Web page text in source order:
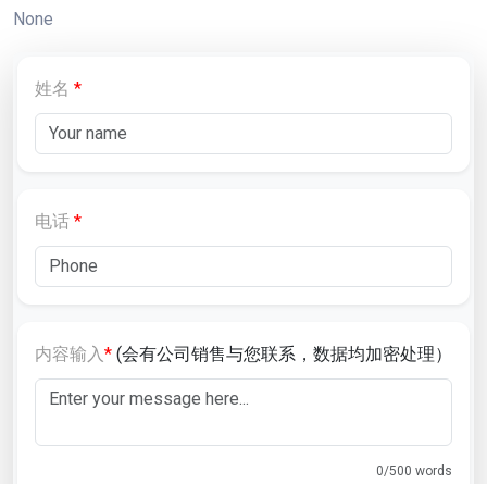
None
姓名 *
电话 *
内容输入* (会有公司销售与您联系，数据均加密处理）
0/500 words